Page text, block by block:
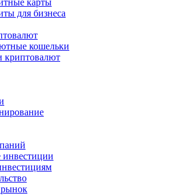
карты
для бизнеса
кошельки
криптовалют